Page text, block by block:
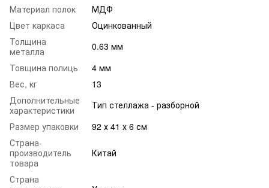
Материал полок
МДФ
Цвет каркаса
Оцинкованный
Толщина
металла
0.63 мм
Товщина полиць
4 мм
Вес, кг
13
Дополнительные
характеристики
Тип стеллажа - разборной
Размер упаковки
92 х 41 х 6 см
Страна-
производитель
товара
Китай
Страна